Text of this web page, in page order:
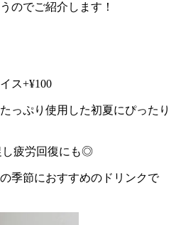
のでご紹介します！
ス+¥100
っぷり使用した初夏にぴったり
し疲労回復にも◎
季節におすすめのドリンクで